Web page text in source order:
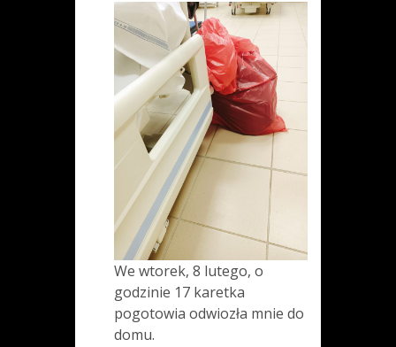
We wtorek, 8 lutego, o
godzinie 17 karetka
pogotowia odwiozła mnie do
domu.